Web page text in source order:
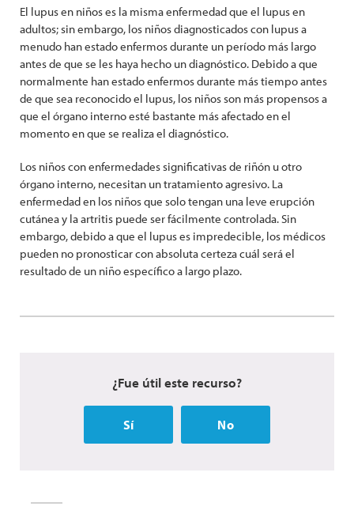
El lupus en niños es la misma enfermedad que el lupus en
adultos; sin embargo, los niños diagnosticados con lupus a
menudo han estado enfermos durante un período más largo
antes de que se les haya hecho un diagnóstico. Debido a que
normalmente han estado enfermos durante más tiempo antes
de que sea reconocido el lupus, los niños son más propensos a
que el órgano interno esté bastante más afectado en el
momento en que se realiza el diagnóstico.
Los niños con enfermedades significativas de riñón u otro
órgano interno, necesitan un tratamiento agresivo. La
enfermedad en los niños que solo tengan una leve erupción
cutánea y la artritis puede ser fácilmente controlada. Sin
embargo, debido a que el lupus es impredecible, los médicos
pueden no pronosticar con absoluta certeza cuál será el
resultado de un niño específico a largo plazo.
¿Fue útil este recurso?
Sí No